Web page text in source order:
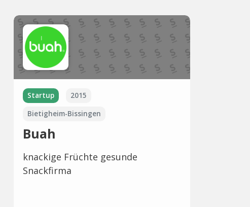
Startup
2015
Bietigheim-Bissingen
Buah
knackige Früchte gesunde
Snackfirma